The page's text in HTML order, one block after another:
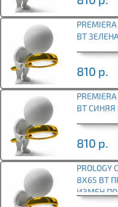
ВТ
810 р.
ВТ СИНЯЯ
810 р.
8Х65 ВТ
ИЗМЕН